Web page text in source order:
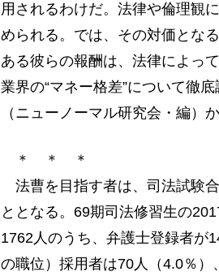
用されるわけだ。法律や倫理観
められる。では、その対価とな
ある彼らの報酬は、法律によっ
業界の“マネー格差”について徹
（ニューノーマル研究会・編）
＊ ＊ ＊
法曹を目指す者は、司法試験
ととなる。69期司法修習生の
1762人のうち、弁護士登録者が
の職位）採用者は70人（4.0％）